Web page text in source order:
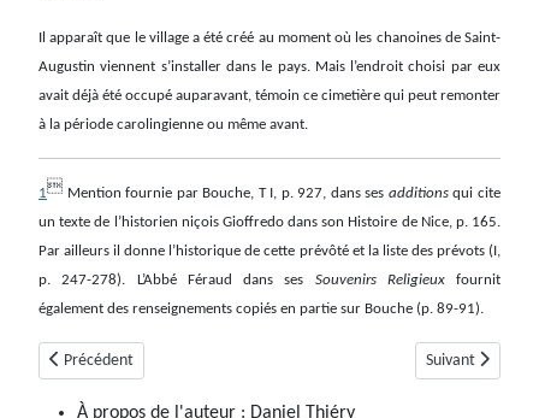
Il apparaît que le village a été créé au moment où les chanoines de Saint-
Augustin viennent s’installer dans le pays. Mais l’endroit choisi par eux
avait déjà été occupé auparavant, témoin ce cimetière qui peut remonter
à la période carolingienne ou même avant.
1 Mention fournie par Bouche, T I, p. 927, dans ses additionsqui cite
un texte de l’historien niçois Gioffredo dans son Histoire de Nice, p. 165.
Par ailleurs il donne l’historique de cette prévôté et la liste des prévots (I,
p. 247-278). L’Abbé Féraud dans ses Souvenirs Religieuxfournit
également des renseignements copiés en partie sur Bouche (p. 89-91).
Article précédent : Saint-Geniez
Précédent Article suivant :
Suivant
À propos de l'auteur : Daniel Thiéry